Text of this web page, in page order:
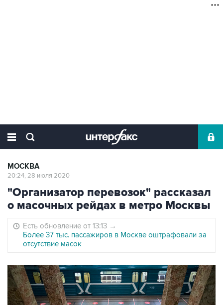
МОСКВА
20:24, 28 июля 2020
"Организатор перевозок" рассказал
о масочных рейдах в метро Москвы
Есть обновление от 13:13 →
Более 37 тыс. пассажиров в Москве оштрафовали за
отсутствие масок